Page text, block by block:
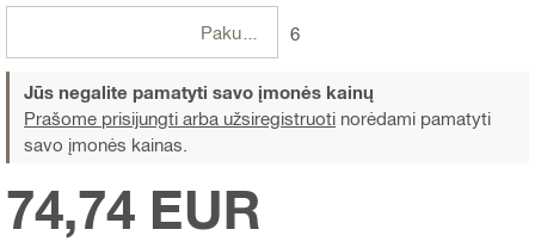
Pakuotės 6
Jūs negalite pamatyti savo įmonės kainų
Prašome prisijungti arba užsiregistruoti norėdami pamatyti
savo įmonės kainas.
74,74 EUR